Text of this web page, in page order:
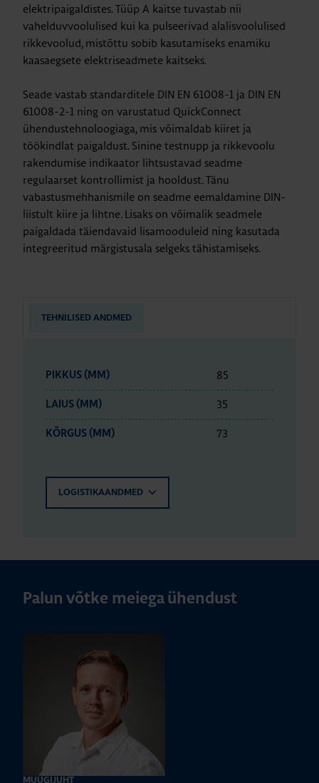
elektripaigaldistes. Tüüp A kaitse tuvastab nii
vahelduvvoolulised kui ka pulseerivad alalisvoolulised
rikkevoolud, mistõttu sobib kasutamiseks enamiku
kaasaegsete elektriseadmete kaitseks.
Seade vastab standarditele DIN EN 61008-1 ja DIN EN
61008-2-1 ning on varustatud QuickConnect
ühendustehnoloogiaga, mis võimaldab kiiret ja
töökindlat paigaldust. Sinine testnupp ja rikkevoolu
rakendumise indikaator lihtsustavad seadme
regulaarset kontrollimist ja hooldust. Tänu
vabastusmehhanismile on seadme eemaldamine DIN-
liistult kiire ja lihtne. Lisaks on võimalik seadmele
paigaldada täiendavaid lisamooduleid ning kasutada
integreeritud märgistusala selgeks tähistamiseks.
TEHNILISED ANDMED
PIKKUS (MM) 85
LAIUS (MM) 35
KÕRGUS (MM) 73
LOGISTIKAANDMED
Palun võtke meiega ühendust
MÜÜGIJUHT